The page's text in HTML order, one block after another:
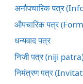
अनौपचारिक पत्र
औपचारिक पत्र
धन्यवाद पत्र
निजी पत्र (niji
निमंत्रण पत्र